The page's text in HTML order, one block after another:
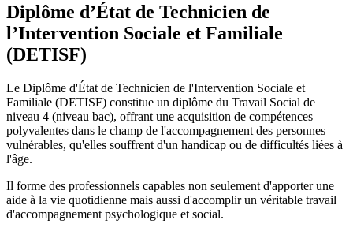
Diplôme d’État de Technicien de
l’Intervention Sociale et Familiale
(DETISF)
Le Diplôme d'État de Technicien de l'Intervention Sociale et
Familiale (DETISF) constitue un diplôme du Travail Social de
niveau 4 (niveau bac), offrant une acquisition de compétences
polyvalentes dans le champ de l'accompagnement des personnes
vulnérables, qu'elles souffrent d'un handicap ou de difficultés liées à
l'âge.
Il forme des professionnels capables non seulement d'apporter une
aide à la vie quotidienne mais aussi d'accomplir un véritable travail
d'accompagnement psychologique et social.